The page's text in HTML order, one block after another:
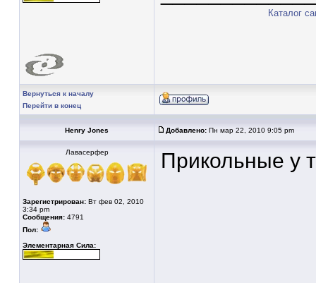
Каталог
Вернуться к началу
Перейти в конец
Henry Jones Добавлено: Пн мар 22, 2010 9:05 pm
Лавасерфер
Зарегистрирован: Вт фев 02, 2010
3:34 pm
Сообщения: 4791
Пол:
Элементарная Сила:
Прикольные у